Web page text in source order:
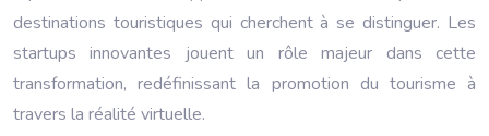
destinations touristiques qui cherchent à se distinguer. Les
startups innovantes jouent un rôle majeur dans cette
transformation, redéfinissant la promotion du tourisme à
travers la réalité virtuelle.